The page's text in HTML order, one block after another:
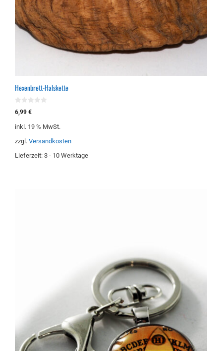
Hexenbrett-Halskette
0
v
n
6,99 €
inkl. 19 % MwSt.
zzgl. Versandkosten
Lieferzeit: 3 - 10 Werktage